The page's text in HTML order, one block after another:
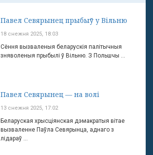
Павел Севярынец прыбыў у Вільню
18 снежня 2025, 18:03
Сёння вызваленыя беларускія палітычныя
зняволеныя прыбылі ў Вільню. З Польшчы ...
Павел Севярынец — на волі
13 снежня 2025, 17:02
Беларуская хрысціянская дэмакратыя вітае
вызваленне Паўла Севярынца, аднаго з
лідараў ...